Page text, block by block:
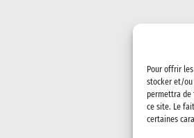
Pour offrir
stocker et/ou
permettra de
ce site. Le
certaines